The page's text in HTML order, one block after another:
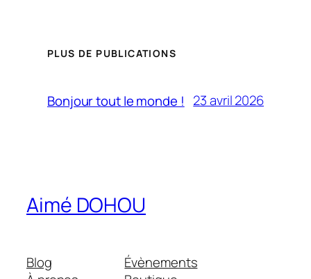
PLUS DE PUBLICATIONS
Bonjour tout le monde ! 23 avril 2026
Aimé DOHOU
Blog
Évènements